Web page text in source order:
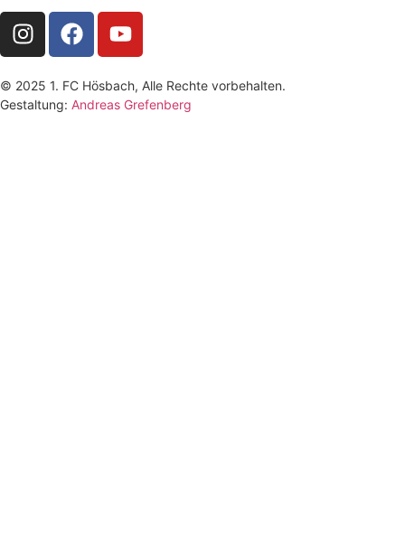
© 2025 1. FC Hösbach, Alle Rechte vorbehalten.
Gestaltung: Andreas Grefenberg